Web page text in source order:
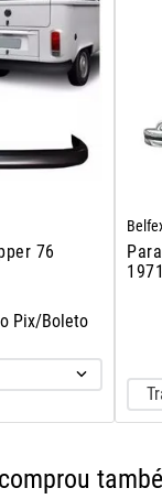
76
Pix/Boleto